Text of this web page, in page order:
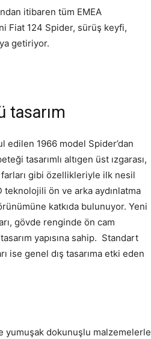
itibaren tüm EMEA
Fiat 124 Spider, sürüş keyfi,
getiriyor.
tasarım
edilen 1966 model Spider’dan
tasarımlı altıgen üst ızgarası,
farları gibi özellikleriyle ilk nesil
teknolojili ön ve arka aydınlatma
katkıda bulunuyor. Yeni
gövde renginde ön cam
yapısına sahip. Standart
ise genel dış tasarıma etki eden
yumuşak dokunuşlu malzemelerle